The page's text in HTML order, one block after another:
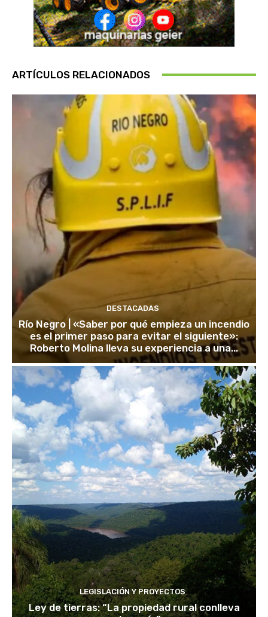
ARTÍCULOS RELACIONADOS
DESTACADAS
Río Negro | «Saber por qué empieza un incendio
es el primer paso para evitar el siguiente»:
Roberto Molina lleva su experiencia a una...
LEGISLACIÓN Y PROYECTOS
Ley de tierras: “La propiedad rural conlleva